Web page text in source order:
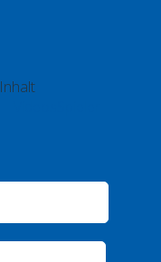
Inhalt